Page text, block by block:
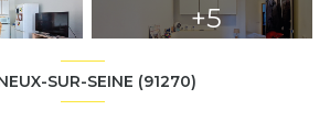
+5
SUR-SEINE (91270)